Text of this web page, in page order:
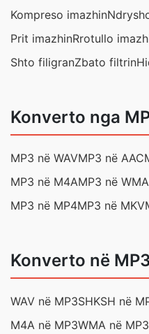
Kompreso imazhin
Prit imazhinRrotullo
Shto filigranZbato filtrin
Konverto nga
MP3 në WAVMP3 në AAC
MP3 në M4AMP3 në WMA
MP3 në MP4MP3 në MKV
Konverto në
WAV në MP3SHKSH në
M4A në MP3WMA në MP3